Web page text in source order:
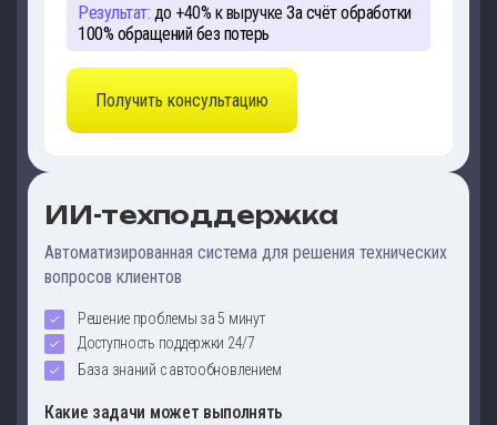
Результат: до +40% к выручке За счёт обработки
100% обращений без потерь
Получить консультацию
ИИ-техподдержка
Автоматизированная система для решения технических
вопросов клиентов
Решение проблемы за 5 минут
Доступность поддержки 24/7
База знаний с автообновлением
Какие задачи может выполнять